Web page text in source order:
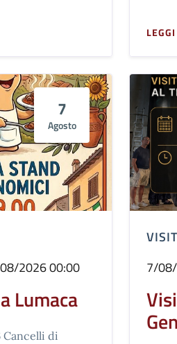
7
Agosto
2026 00:00
Lumaca
Cancelli di
7/